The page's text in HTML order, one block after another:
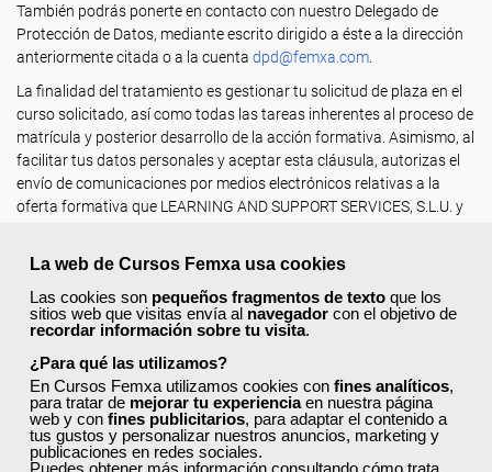
La web de Cursos Femxa usa cookies
Las cookies son pequeños fragmentos de texto que los
sitios web que visitas envía al navegador con el objetivo de
recordar información sobre tu visita.
¿Para qué las utilizamos?
En Cursos Femxa utilizamos cookies con fines analíticos,
para tratar de mejorar tu experienciaen nuestra página
web y con fines publicitarios, para adaptar el contenido a
tus gustos y personalizar nuestros anuncios, marketing y
publicaciones en redes sociales.
Puedes obtener más información consultando cómo trata
También podrás ponerte en contacto con nuestro Delegado de
Protección de Datos, mediante escrito dirigido a éste a la dirección
anteriormente citada o a la cuenta dpd@femxa.com
La finalidad del tratamiento es gestionar tu solicitud de plaza en el
curso solicitado, así como todas las tareas inherentes al proceso de
matrícula y posterior desarrollo de la acción formativa. Asimismo, al
facilitar tus datos personales y aceptar esta cláusula, autorizas el
envío de comunicaciones por medios electrónicos relativas a la
oferta formativa que LEARNING AND SUPPORT SERVICES, S.L.U. y
La legitimación del tratamiento es tu consentimiento al solicitar
voluntariamente tu inscripción en el curso seleccionado (Art. 6.1 a
RGPD) y en caso de formalizarse la matrícula, la existencia de un
contrato de formación (Art. 6.1 b RGPD) y el cumplimiento de
obligaciones legales (Art. 6.1 c RGPD).
Tus datos no van a ser objeto de transferencias internacionales.